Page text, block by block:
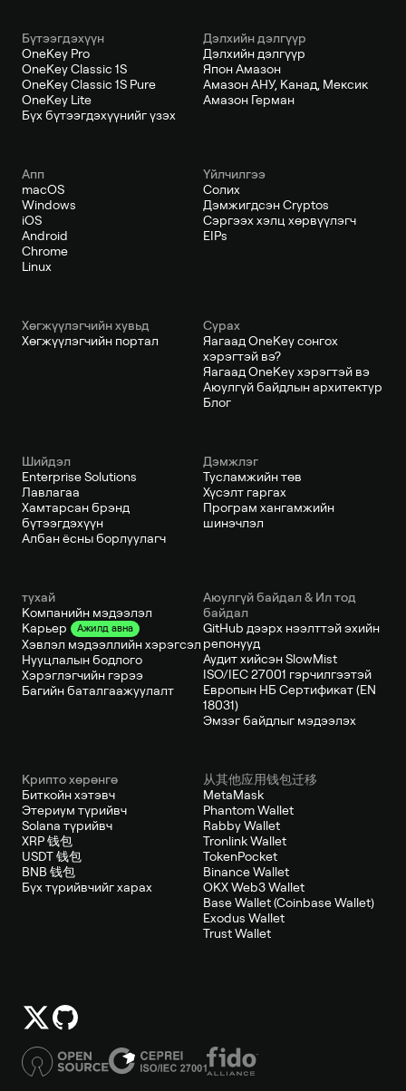
Бүтээгдэхүүн
OneKey Pro
OneKey Classic 1S
OneKey Classic 1S Pure
OneKey Lite
Бүх бүтээгдэхүүнийг үзэх
Дэлхийн дэлгүүр
Дэлхийн дэлгүүр
Япон Амазон
Амазон АНУ, Канад, Мексик
Амазон Герман
Апп
macOS
Windows
iOS
Android
Chrome
Linux
Үйлчилгээ
Солих
Дэмжигдсэн Cryptos
Сэргээх хэлц хөрвүүлэгч
EIPs
Хөгжүүлэгчийн хувьд
Хөгжүүлэгчийн портал
Сурах
Яагаад OneKey сонгох
хэрэгтэй вэ?
Яагаад OneKey хэрэгтэй вэ
Аюулгүй байдлын архитектур
Блог
Шийдэл
Enterprise Solutions
Лавлагаа
Хамтарсан брэнд
бүтээгдэхүүн
Албан ёсны борлуулагч
Дэмжлэг
Тусламжийн төв
Хүсэлт гаргах
Програм хангамжийн
шинэчлэл
тухай
Компанийн мэдээлэл
Карьер
Ажилд авна
Хэвлэл мэдээллийн хэрэгсэл
Нууцлалын бодлого
Хэрэглэгчийн гэрээ
Багийн баталгаажуулалт
Аюулгүй байдал & Ил тод
байдал
GitHub дээрх нээлттэй эхийн
репонууд
Аудит хийсэн SlowMist
ISO/IEC 27001 гэрчилгээтэй
Европын НБ Сертификат (EN
18031)
Эмзэг байдлыг мэдээлэх
Крипто хөрөнгө
Биткойн хэтэвч
Этериум түрийвч
Solana түрийвч
XRP 钱包
USDT 钱包
BNB 钱包
Бүх түрийвчийг харах
从其他应用钱包迁移
MetaMask
Phantom Wallet
Rabby Wallet
Tronlink Wallet
TokenPocket
Binance Wallet
OKX Web3 Wallet
Base Wallet (Coinbase Wallet)
Exodus Wallet
Trust Wallet